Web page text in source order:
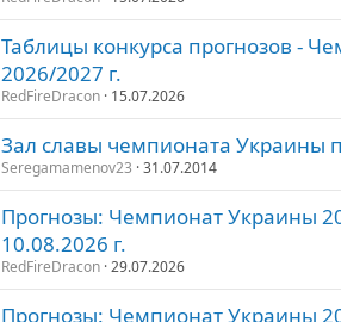
Таблицы конкурса прогнозов -
2026/2027 г.
RedFireDracon 15.07.2026
Зал славы чемпионата Украины
Seregamamenov23 31.07.2014
Прогнозы: Чемпионат Украины
10.08.2026 г.
RedFireDracon 29.07.2026
Прогнозы: Чемпионат Украины